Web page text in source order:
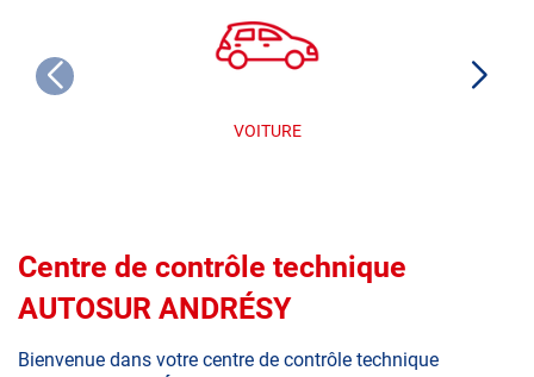
VOITURE
Centre de contrôle technique
AUTOSUR ANDRÉSY
Bienvenue dans votre centre de contrôle technique